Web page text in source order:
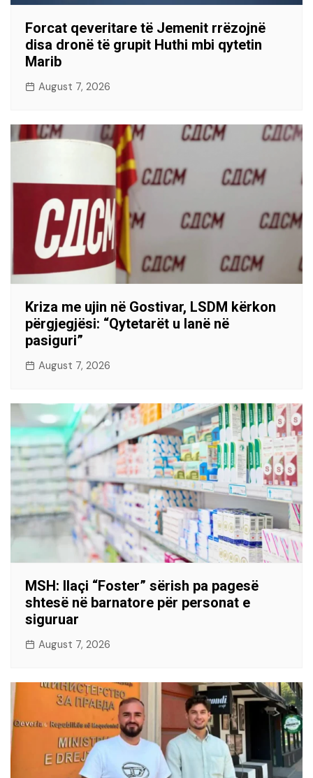
Forcat qeveritare të Jemenit rrëzojnë
disa dronë të grupit Huthi mbi qytetin
Marib
August 7, 2026
Kriza me ujin në Gostivar, LSDM kërkon
përgjegjësi: “Qytetarët u lanë në
pasiguri”
August 7, 2026
MSH: Ilaçi “Foster” sërish pa pagesë
shtesë në barnatore për personat e
siguruar
August 7, 2026